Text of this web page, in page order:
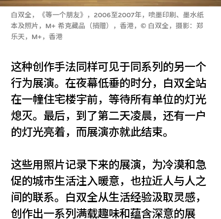
白双全，《等一个朋友》，2006至2007年，喷墨印刷、墨水纸
本及照片，M+ 希克藏品（捐赠），香港，© 白双全，摄影：郑
乐天，M+，香港
这种创作手法同样可见于同系列的另一个
行为展演。在夜幕低垂的时分，白双全站
在一幢住宅楼宇前，等待所有单位的灯光
熄灭。最后，到了第二天凌晨，还有一户
的灯光亮着，而展演亦就此结束。
这些用照片记录下来的展演，为冷漠和急
促的城市生活注入暖意，也拉近人与人之
间的联系。白双全从生活经验汲取灵感，
创作出一系列满载趣味和蕴含深意的展